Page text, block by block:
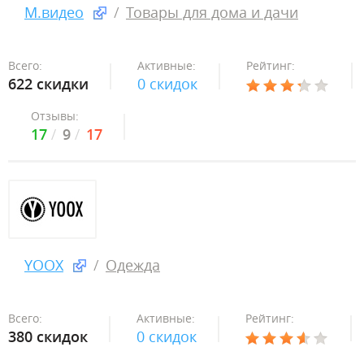
М.видео Товары для дома и дачи
Всего:
622 скидки
Активные:
0 скидок
Рейтинг:
Отзывы:
17 9 17
YOOX Одежда
Всего:
380 скидок
Активные:
0 скидок
Рейтинг: